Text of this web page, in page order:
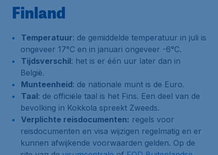
Finland
Temperatuur: de gemiddelde temperatuur in juli is
ongeveer 17°C en in januari ongeveer -6°C.
Tijdsverschil: het is er één uur later dan in
België.
Munteenheid: de nationale munt is de Euro.
Taal: de officiële taal is het Fins. Een deel van de
bevolking in Kokkola spreekt Zweeds.
Verplichte reisdocumenten: regels voor
reisdocumenten en visa wijzigen regelmatig en er
kunnen afwijkende voorwaarden gelden. Op de